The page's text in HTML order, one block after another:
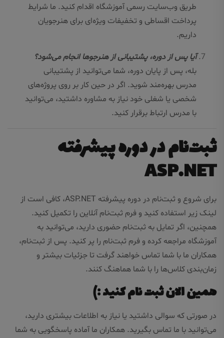
طریق وب‌سایت رسمی آموزشگاه اقدام کنید. ما شرایط
پرداخت اقساطی و تخفیفات ویژه‌ای برای هنرجویان
داریم.
آیا پس از دوره، پشتیبانی از هنرجوها انجام می‌شود؟
بله، پس از پایان دوره، شما می‌توانید از پشتیبانی
مدرس بهره‌مند شوید. اگر در حین کار بر روی پروژه‌های
شخصی یا شغلی خود نیاز به مشاوره داشتید، می‌توانید
با مدرس ارتباط برقرار کنید.
ثبت‌نام در دوره پیشرفته
ASP.NET
برای شروع و ثبت‌نام در دوره پیشرفته ASP.NET، کافی است از
لینک زیر استفاده کنید و فرم ثبت‌نام آنلاین را تکمیل کنید.
همچنین، اگر تمایل به ثبت‌نام حضوری دارید، می‌توانید به
آموزشگاه مراجعه کرده و فرم ثبت‌نام را پر کنید. پس از ثبت‌نام،
همکاران ما با شما تماس خواهند گرفت تا جزئیات بیشتر و
زمان‌بندی کلاس‌ها را با شما هماهنگ کنند.
همین الان ثبت نام کنید :)
در صورتی که سوالی داشتید یا نیاز به اطلاعات بیشتری دارید،
می‌توانید با ما تماس بگیرید. همکاران ما آماده پاسخگویی به شما